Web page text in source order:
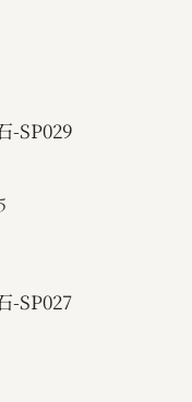
-SP029
-SP027